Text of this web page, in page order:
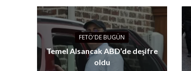
FETÖ'DE BUGÜN
Temel Alsancak ABD’de deşifre
oldu